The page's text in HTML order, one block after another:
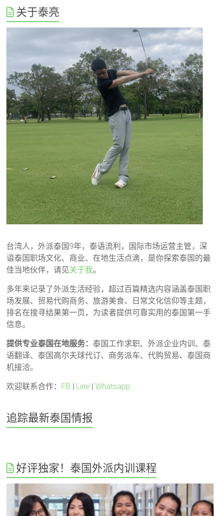
关于泰亮
台湾人，外派泰国9年，泰语流利，国际市场运营主管，深
谙泰国职场文化、商业、在地生活点滴，是你探索泰国的最
佳当地伙伴，请见关于我。
多年来记录了外派生活经验，超过百篇精选内容涵盖泰国职
场发展、贸易代购商务、旅游美食、日常文化信仰等主题，
排名在搜寻结果第一页，为读者提供可靠实用的泰国第一手
信息。
提供专业泰国在地服务：泰国工作求职、外派企业内训、泰
语翻译、泰国高尔夫球代订、商务派车、代购贸易、泰国商
机接洽。
欢迎联系合作： FB | Line |Whatsapp
追踪最新泰国情报
好评独家！泰国外派内训课程